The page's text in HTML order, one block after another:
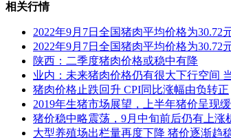
相关行情
2022年9月7日全国猪肉平均价格为30.72
2022年9月7日全国猪肉平均价格为30.72
陕西：二季度猪肉价格或稳中有降
业内：未来猪肉价格仍有很大下行空间
猪肉价格止跌回升 CPI同比涨幅由负转正
2019年生猪市场展望，上半年猪价呈现
猪价稳中略震荡，9月中旬前后仍有上涨
大型养殖场出栏量再度下降 猪价逐渐趋